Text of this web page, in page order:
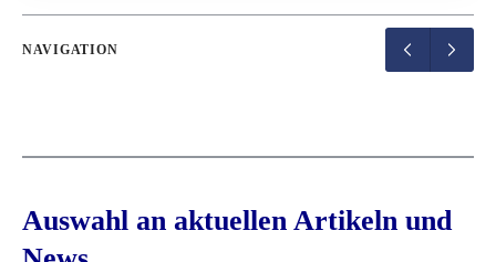
NAVIGATION
Auswahl an aktuellen Artikeln und